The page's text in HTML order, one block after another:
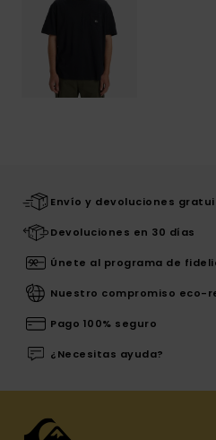
Envío y devoluciones
Devoluciones en 30 días
Únete al programa de
Nuestro compromiso eco-
Pago 100% seguro
¿Necesitas ayuda?